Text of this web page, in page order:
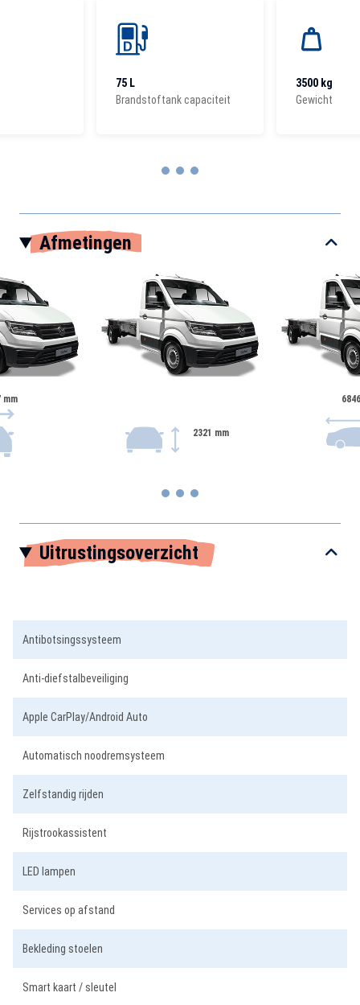
75 L
Brandstoftank capaciteit
3500 kg
Gewicht
Afmetingen
mm
2321 mm
Uitrustingsoverzicht
Antibotsingssysteem
Anti-diefstalbeveiliging
Apple CarPlay/Android Auto
Automatisch noodremsysteem
Zelfstandig rijden
Rijstrookassistent
LED lampen
Services op afstand
Bekleding stoelen
Smart kaart / sleutel